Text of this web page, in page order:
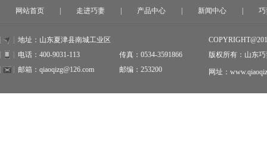
网站首页 走进巧妻 产品中心 新闻中心
地址：山东夏津县南城工业区
电话：400-9031-113
传真：0534-3591866
邮箱：qiaoqizg@126.com
邮编：253200
版权所有：山东
网址：